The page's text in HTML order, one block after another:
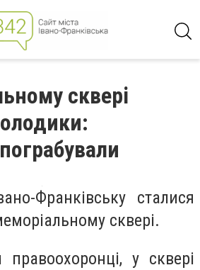
сквері
Франківську сталися
сквері.
у сквері